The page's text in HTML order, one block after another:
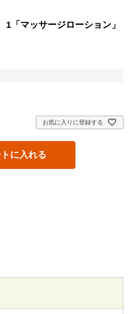
「マッサージローション」
お気に入りに登録する
に入れる